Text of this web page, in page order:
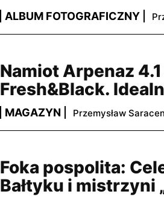
ALBUM FOTOGRAFICZNY
Namiot Arpenaz 4.1
Fresh&Black.
MAGAZYN Przemysław Saracen
Foka pospolita:
Bałtyku i mistrzyni